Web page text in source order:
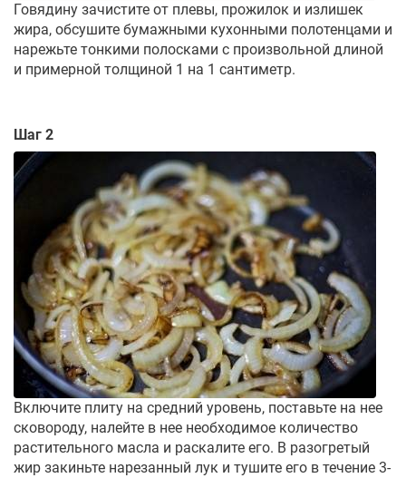
Говядину зачистите от плевы, прожилок и излишек
жира, обсушите бумажными кухонными полотенцами и
нарежьте тонкими полосками с произвольной длиной
и примерной толщиной 1 на 1 сантиметр.
Шаг 2
Включите плиту на средний уровень, поставьте на нее
сковороду, налейте в нее необходимое количество
растительного масла и раскалите его. В разогретый
жир закиньте нарезанный лук и тушите его в течение 3-